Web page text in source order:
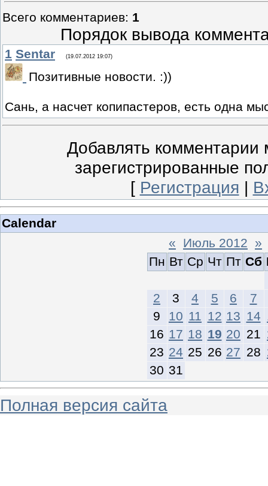
Всего комментариев: 1
Порядок вывода
1 Sentar (19.07.2012 19:07)
Позитивные новости. :))
Сань, а насчет копипастеров, есть одна
Добавлять комментарии
зарегистрированные
[ Регистрация |
Calendar
« Июль 2012 »
Пн Вт Ср Чт Пт Сб
2 3 4 5 6
7
9
10 11 12 13 14
16 17 18 19 20 21
23 24 25 26 27 28
30 31
Полная версия сайта